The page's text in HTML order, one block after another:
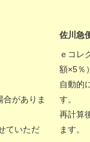
がありま
ていただ
佐川急
ｅコレ
額×5％
自動的
す。
再計算
ます。